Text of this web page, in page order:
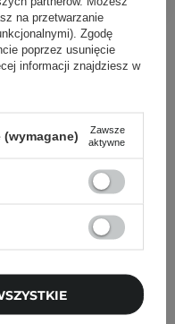
również
na przetwarzanie
Zgodę
poprzez usunięcie
informacji znajdziesz w
Zawsze
aktywne